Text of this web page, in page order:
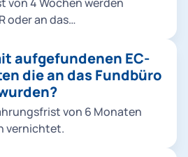
oder an das
aufgefundenen EC-
die an das Fundbüro
von 6 Monaten
vernichtet.